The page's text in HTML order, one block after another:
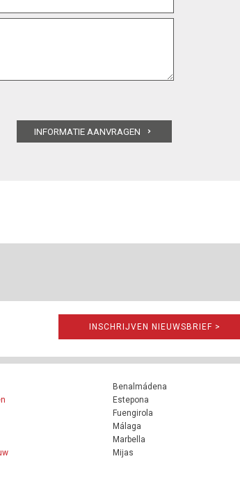
INSCHRIJVEN NIEUWSBRIEF >
Benalmádena
Estepona
Fuengirola
Málaga
Marbella
Mijas